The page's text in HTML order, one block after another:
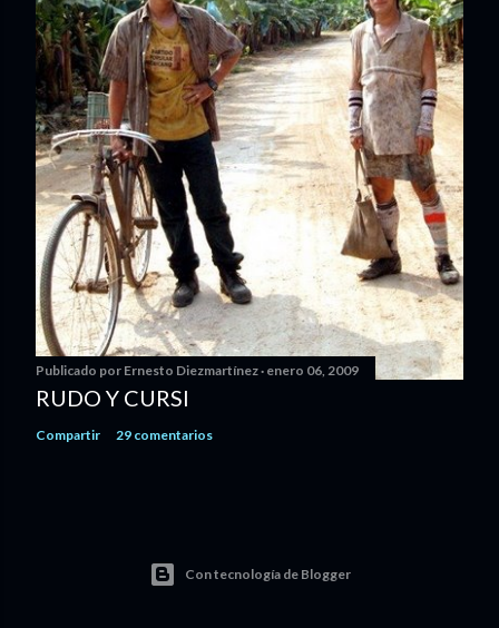
Publicado por Ernesto Diezmartínez enero 06, 2009
RUDO Y CURSI
Compartir 29 comentarios
Con tecnología de Blogger